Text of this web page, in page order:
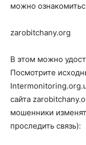
можно
zarobitchany.org
В этом можно
Посмотрите
сайта
мошенники
проследить связь):